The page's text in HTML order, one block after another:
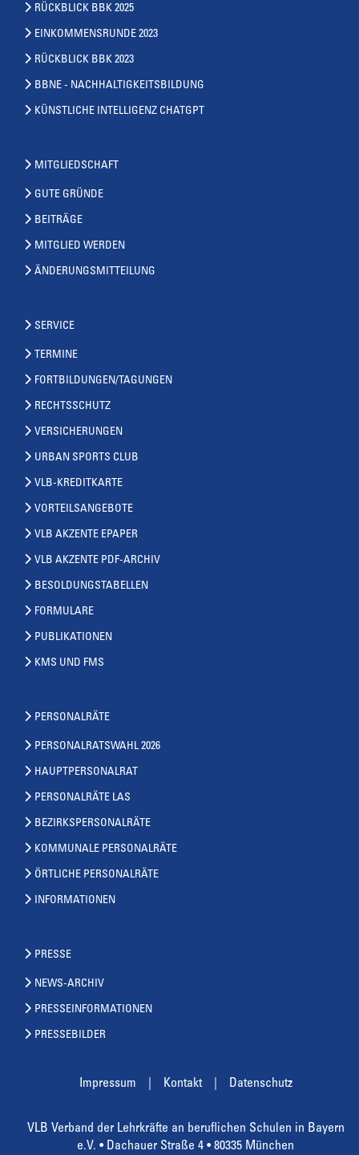
RÜCKBLICK BBK 2025
EINKOMMENSRUNDE 2023
RÜCKBLICK BBK 2023
BBNE - NACHHALTIGKEITSBILDUNG
KÜNSTLICHE INTELLIGENZ CHATGPT
MITGLIEDSCHAFT
GUTE GRÜNDE
BEITRÄGE
MITGLIED WERDEN
ÄNDERUNGSMITTEILUNG
SERVICE
TERMINE
FORTBILDUNGEN/TAGUNGEN
RECHTSSCHUTZ
VERSICHERUNGEN
URBAN SPORTS CLUB
VLB-KREDITKARTE
VORTEILSANGEBOTE
VLB AKZENTE EPAPER
VLB AKZENTE PDF-ARCHIV
BESOLDUNGSTABELLEN
FORMULARE
PUBLIKATIONEN
KMS UND FMS
PERSONALRÄTE
PERSONALRATSWAHL 2026
HAUPTPERSONALRAT
PERSONALRÄTE LAS
BEZIRKSPERSONALRÄTE
KOMMUNALE PERSONALRÄTE
ÖRTLICHE PERSONALRÄTE
INFORMATIONEN
PRESSE
NEWS-ARCHIV
PRESSEINFORMATIONEN
PRESSEBILDER
Impressum Kontakt Datenschutz
VLB Verband der Lehrkräfte an beruflichen Schulen in Bayern
e.V. • Dachauer Straße 4 • 80335 München